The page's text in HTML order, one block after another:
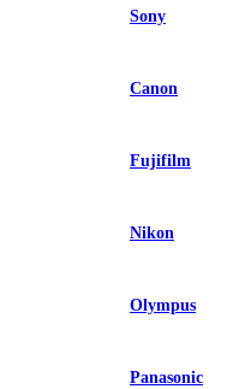
Sony
Canon
Fujifilm
Nikon
Olympus
Panasonic